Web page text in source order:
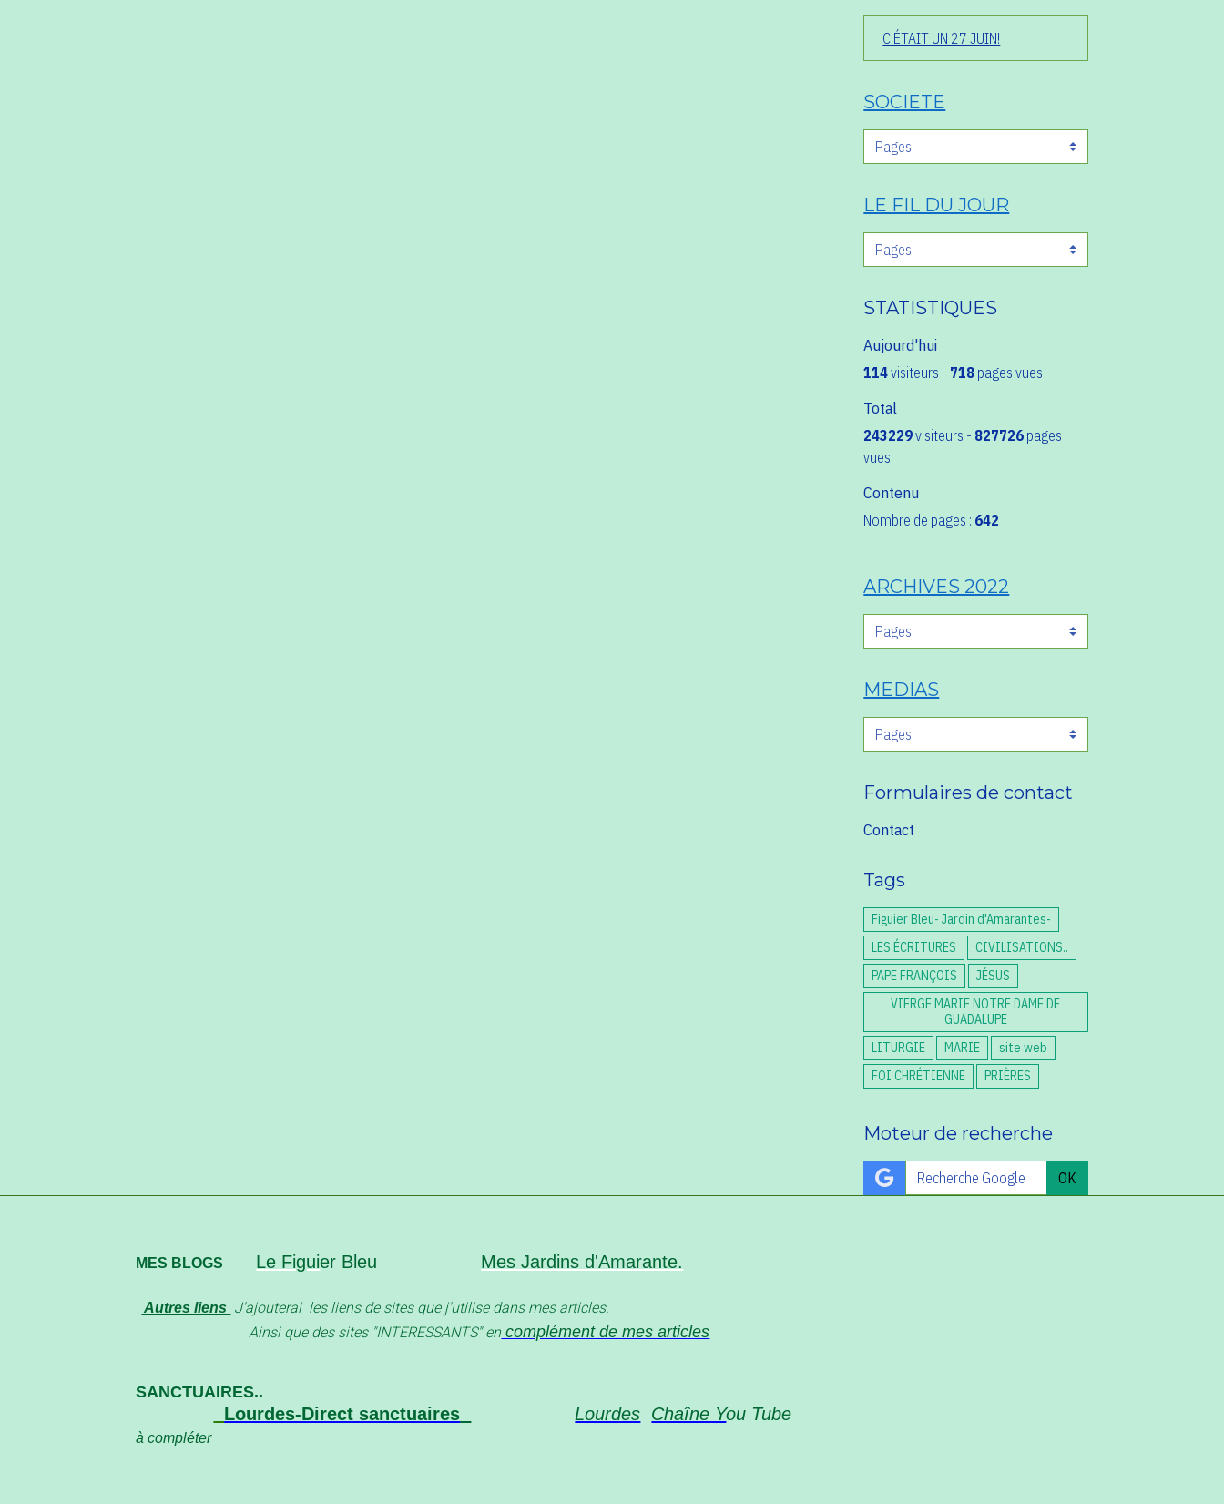
C'ÉTAIT UN 27 JUIN!
SOCIETE
LE FIL DU JOUR
STATISTIQUES
Aujourd'hui
114visiteurs - 718 pages vues
Total
243229visiteurs - 827726 pages
vues
Contenu
Nombre de pages : 642
ARCHIVES 2022
MEDIAS
Formulaires de contact
Contact
Tags
Figuier Bleu- Jardin d'Amarantes-
LES ÉCRITURES
CIVILISATIONS..
PAPE FRANÇOIS
JÉSUS
VIERGE MARIE NOTRE DAME DE
GUADALUPE
LITURGIE
MARIE
site web
FOI CHRÉTIENNE
PRIÈRES
Moteur de recherche
OK
MES BLOGS Le Figuier Bleu Mes Jardins d'Amarante.
Autres liens J'ajouterai les liens de sites que j'utilise dans mes articles.
Ainsi que des sites "INTERESSANTS" encomplément de mes articles
SANCTUAIRES..
Lourdes-Direct sanctuaires Lourdes Chaîne You Tube
à compléter